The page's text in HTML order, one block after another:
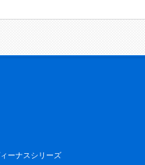
ーナスシリーズ